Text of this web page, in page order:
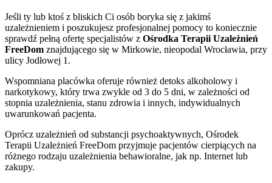
Jeśli ty lub ktoś z bliskich Ci osób boryka się z jakimś
uzależnieniem i poszukujesz profesjonalnej pomocy to koniecznie
sprawdź pełną ofertę specjalistów z Ośrodka Terapii Uzależnień
FreeDom znajdującego się w Mirkowie, nieopodal Wrocławia, przy
ulicy Jodłowej 1.
Wspomniana placówka oferuje również detoks alkoholowy i
narkotykowy, który trwa zwykle od 3 do 5 dni, w zależności od
stopnia uzależnienia, stanu zdrowia i innych, indywidualnych
uwarunkowań pacjenta.
Oprócz uzależnień od substancji psychoaktywnych, Ośrodek
Terapii Uzależnień FreeDom przyjmuje pacjentów cierpiących na
różnego rodzaju uzależnienia behawioralne, jak np. Internet lub
zakupy.